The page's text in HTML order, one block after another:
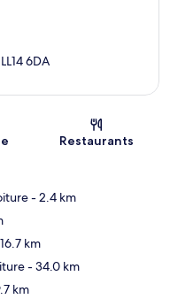
6DA
Restaurants
- 2.4 km
km
- 34.0 km
km